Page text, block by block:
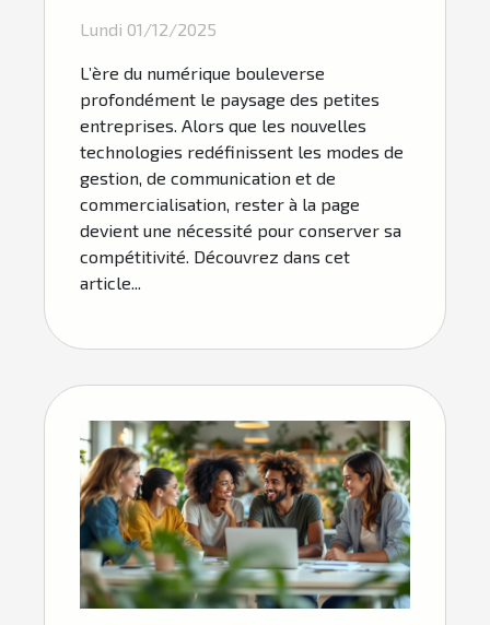
elle les petites
entreprises ?
Lundi 01/12/2025
L’ère du numérique bouleverse
profondément le paysage des petites
entreprises. Alors que les nouvelles
technologies redéfinissent les modes de
gestion, de communication et de
commercialisation, rester à la page
devient une nécessité pour conserver sa
compétitivité. Découvrez dans cet
article...